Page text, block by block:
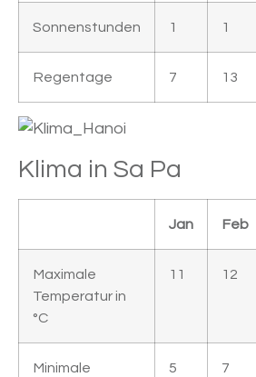
Sonnenstunden 1 1
Regentage 7 13
Klima in Sa Pa
Jan Feb
Maximale
Temperatur in
°C
11 12
Minimale
5 7